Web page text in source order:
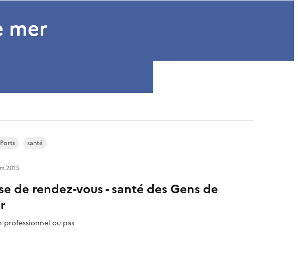
mer
de rendez-vous - santé des Gens de
professionnel ou pas
santé
2015